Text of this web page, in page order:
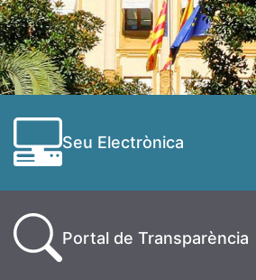
Seu Electrònica
Portal de Transparència